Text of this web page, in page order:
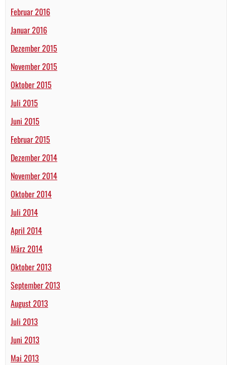
Februar 2016
Januar 2016
Dezember 2015
November 2015
Oktober 2015
Juli 2015
Juni 2015
Februar 2015
Dezember 2014
November 2014
Oktober 2014
Juli 2014
April 2014
März 2014
Oktober 2013
September 2013
August 2013
Juli 2013
Juni 2013
Mai 2013